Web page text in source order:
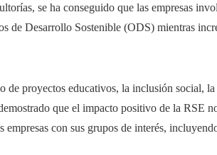
se ha conseguido que las empresas
de Desarrollo Sostenible (ODS) mientras
de proyectos educativos, la inclusión social,
que el impacto positivo de la RSE
con sus grupos de interés,